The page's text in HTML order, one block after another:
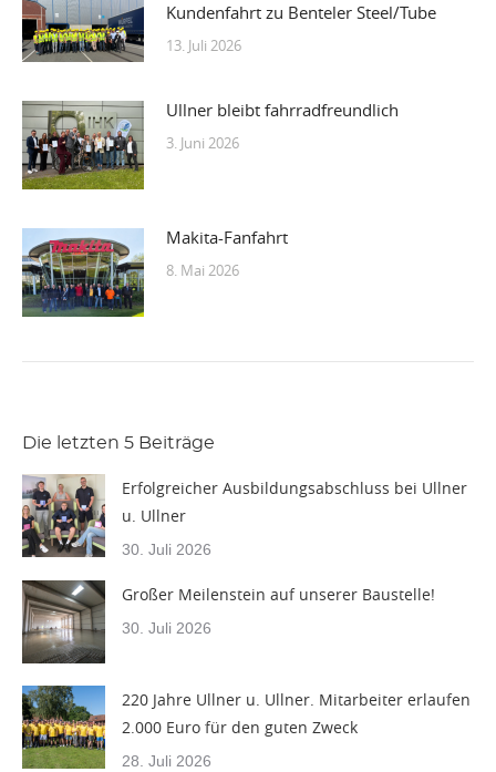
Kundenfahrt zu Benteler Steel/Tube
13. Juli 2026
Ullner bleibt fahrradfreundlich
3. Juni 2026
Makita-Fanfahrt
8. Mai 2026
Die letzten 5 Beiträge
Erfolgreicher Ausbildungsabschluss bei Ullner
u. Ullner
30. Juli 2026
Großer Meilenstein auf unserer Baustelle!
30. Juli 2026
220 Jahre Ullner u. Ullner. Mitarbeiter erlaufen
2.000 Euro für den guten Zweck
28. Juli 2026